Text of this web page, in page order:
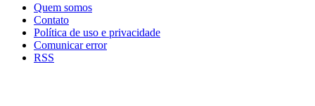
Quem somos
Contato
Política de uso e privacidade
Comunicar error
RSS